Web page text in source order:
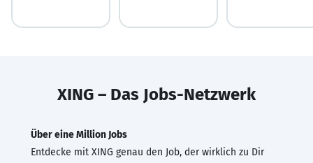
XING – Das Jobs-Netzwerk
Über eine Million Jobs
Entdecke mit XING genau den Job, der wirklich zu Dir